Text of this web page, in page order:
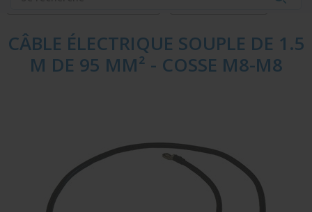
CÂBLE ÉLECTRIQUE SOUPLE DE 1.5
M DE 95 MM² - COSSE M8-M8